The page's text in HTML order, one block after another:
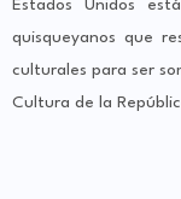
Estados Unidos
quisqueyanos que
culturales para ser
Cultura de la